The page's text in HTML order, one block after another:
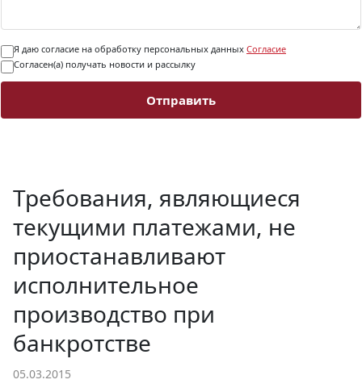
Я даю согласие на обработку персональных данных Согласие
Согласен(а) получать новости и рассылку
Отправить
Требования, являющиеся
текущими платежами, не
приостанавливают
исполнительное
производство при
банкротстве
05.03.2015